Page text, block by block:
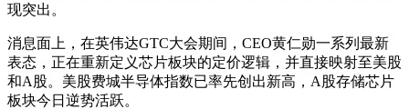
现突出。
消息面上，在英伟达GTC大会期间，CEO黄仁勋一系列最新
表态，正在重新定义芯片板块的定价逻辑，并直接映射至美股
和A股。美股费城半导体指数已率先创出新高，A股存储芯片
板块今日逆势活跃。